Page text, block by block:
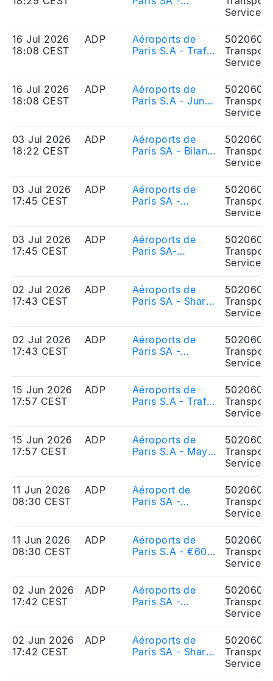
Services
16 Jul 2026
18:08 CEST
ADP
Aéroports de
Paris S.A - Trafic
semestre 2026
Services
16 Jul 2026
18:08 CEST
ADP
Aéroports de
Paris S.A - June
figures
Services
03 Jul 2026
18:22 CEST
ADP
Aéroports de
Paris SA - Bilan
juin 2026
Services
03 Jul 2026
17:45 CEST
ADP
Aéroports de
Paris SA -
respect des
règles de parité
dadmistration
Services
03 Jul 2026
17:45 CEST
ADP
Aéroports de
Paris SA-
compliance with
gender balance
Directors
Services
02 Jul 2026
17:43 CEST
ADP
Aéroports de
Paris SA - Shares
2026
Services
02 Jul 2026
17:43 CEST
ADP
Aéroports de
Paris SA -
juin 2026
Services
15 Jun 2026
17:57 CEST
ADP
Aéroports de
Paris S.A - Trafic
Services
15 Jun 2026
17:57 CEST
ADP
Aéroports de
Paris S.A - May
Services
11 Jun 2026
08:30 CEST
ADP
Aéroport de
Paris SA -
obligataire de
600 millions
Services
11 Jun 2026
08:30 CEST
ADP
Aéroports de
Paris S.A - €600
Services
02 Jun 2026
17:42 CEST
ADP
Aéroports de
Paris SA -
mai 2026
Services
02 Jun 2026
17:42 CEST
ADP
Aéroports de
Paris SA - Shares
Services